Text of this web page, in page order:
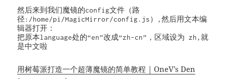
然后来到我们魔镜的config文件（路
径:/home/pi/MagicMirror/config.js）,然后用文本编
辑器打开：
把原本language处的“en”改成“zh-cn”，区域设为 zh,就
是中文啦
用树莓派打造一个超薄魔镜的简单教程 | OneV’s Den